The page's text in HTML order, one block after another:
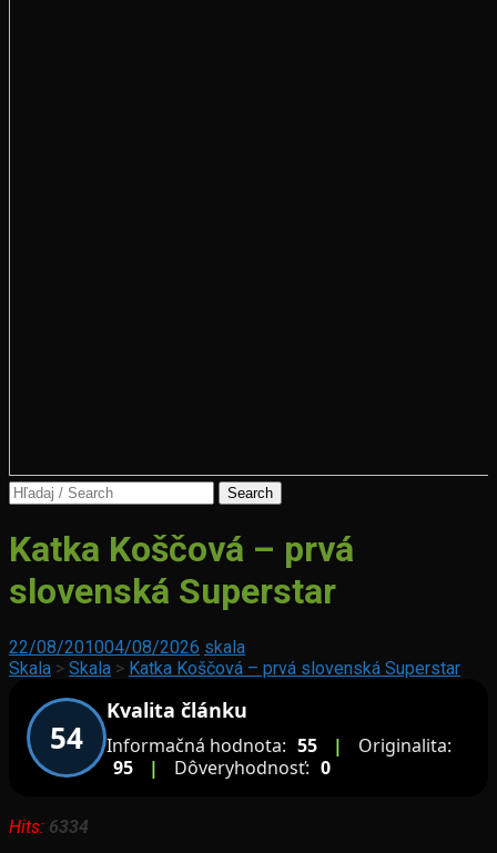
Search
Hudba
Katka Koščová – prvá
slovenská Superstar
Zábava
22/08/201004/08/2026 skala
Skala > Skala > Katka Koščová – prvá slovenská Superstar
54
Kvalita článku
Informačná hodnota: 55 |
Originalita:
95
| Dôveryhodnosť: 0
Hits: 6334